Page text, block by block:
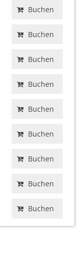
Buchen
Buchen
Buchen
Buchen
Buchen
Buchen
Buchen
Buchen
Buchen